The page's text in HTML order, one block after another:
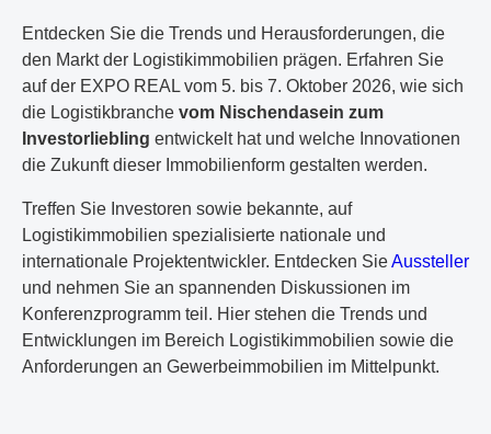
Entdecken Sie die Trends und Herausforderungen, die
den Markt der Logistikimmobilien prägen. Erfahren Sie
auf der EXPO REAL vom 5. bis 7. Oktober 2026, wie sich
die Logistikbranche vom Nischendasein zum
Investorliebling entwickelt hat und welche Innovationen
die Zukunft dieser Immobilienform gestalten werden.
Treffen Sie Investoren sowie bekannte, auf
Logistikimmobilien spezialisierte nationale und
internationale Projektentwickler. Entdecken SieAussteller
und nehmen Sie an spannenden Diskussionen im
Konferenzprogramm teil. Hier stehen die Trends und
Entwicklungen im Bereich Logistikimmobilien sowie die
Anforderungen an Gewerbeimmobilien im Mittelpunkt.